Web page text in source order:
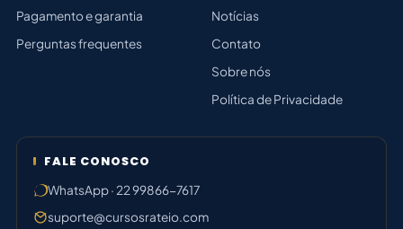
Pagamento e garantia
Perguntas frequentes
Notícias
Contato
Sobre nós
Política de Privacidade
FALE CONOSCO
WhatsApp · 22 99866-7617
suporte@cursosrateio.com